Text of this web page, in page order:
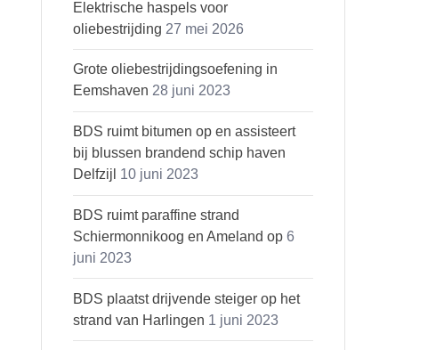
Elektrische haspels voor
oliebestrijding 27 mei 2026
Grote oliebestrijdingsoefening in
Eemshaven 28 juni 2023
BDS ruimt bitumen op en assisteert
bij blussen brandend schip haven
Delfzijl 10 juni 2023
BDS ruimt paraffine strand
Schiermonnikoog en Ameland op 6
juni 2023
BDS plaatst drijvende steiger op het
strand van Harlingen 1 juni 2023